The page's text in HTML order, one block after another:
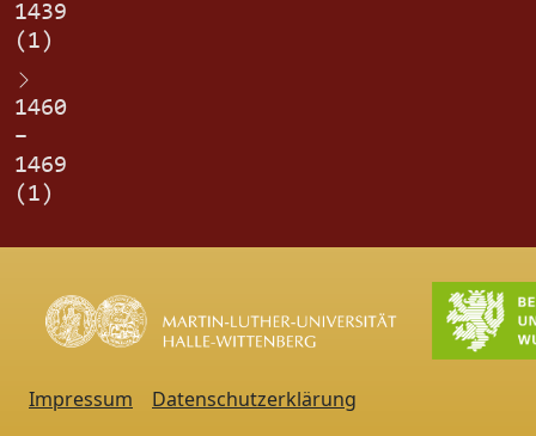
1439
(1)
1460
–
1469
(1)
Impressum Datenschutzerklärung